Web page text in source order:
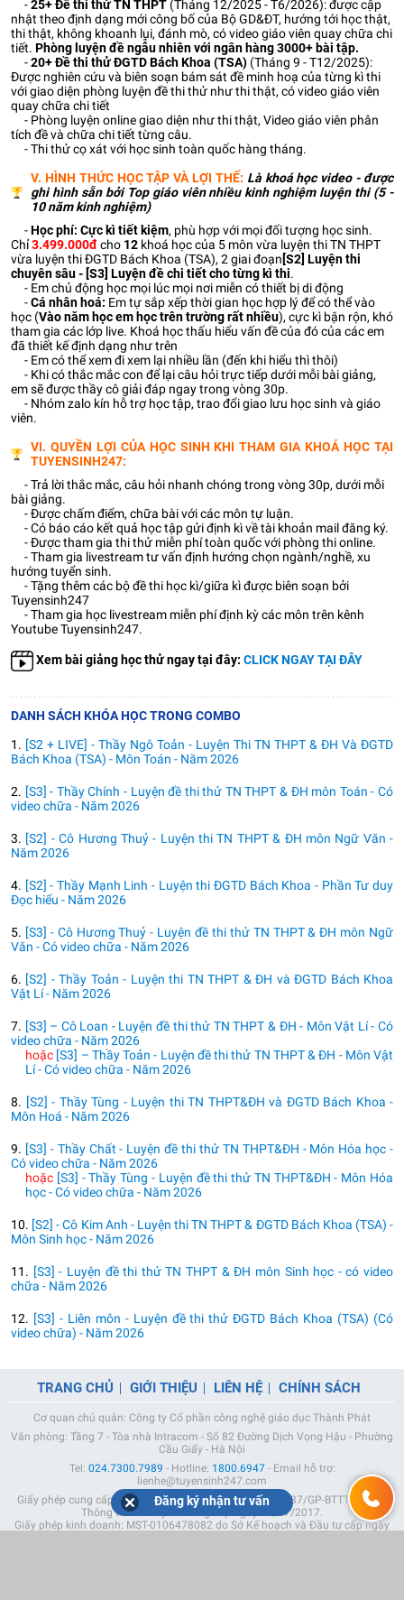
-25+Đề thi thử TN THPT (Tháng 12/2025 - T6/2026): được cập
nhật theo định dạng mới công bố của Bộ GD&ĐT, hướng tới học thật,
thi thật, không khoanh lụi, đánh mò, có video giáo viên quay chữa chi
tiết. Phòng luyện đề ngẫu nhiên với ngân hàng 3000+ bài tập.
-20+Đề thi thử ĐGTD Bách Khoa (TSA) (Tháng 9 - T12/2025):
Được nghiên cứu và biên soạn bám sát đề minh hoạ của từng kì thi
với giao diện phòng luyện đề thi thử như thi thật, có video giáo viên
quay chữa chi tiết
- Phòng luyện online giao diện như thi thật, Video giáo viên phân
tích đề và chữa chi tiết từng câu.
- Thi thử cọ xát với học sinh toàn quốc hàng tháng.
V. HÌNH THỨC HỌC TẬP VÀ LỢI THẾ: Là khoá học video - được
ghi hình sẵn bởi Top giáo viên nhiều kinh nghiệm luyện thi (5 -
10 năm kinh nghiệm)
-Học phí: Cực kì tiết kiệm, phù hợp với mọi đối tượng học sinh.
Chỉ3.499.000đcho 12 khoá học của 5 môn vừa luyện thi TN THPT
vừa luyện thi ĐGTD Bách Khoa (TSA), 2 giai đoạn[S2] Luyện thi
chuyên sâu - [S3] Luyện đề chi tiết cho từng kì thi.
- Em chủ động học mọi lúc mọi nơi miễn có thiết bị di động
-Cá nhân hoá: Em tự sắp xếp thời gian học hợp lý để có thể vào
học (Vào năm học em học trên trường rất nhiều), cực kì bận rộn, khó
tham gia các lớp live. Khoá học thấu hiểu vấn đề của đó của các em
đã thiết kế định dạng như trên
- Em có thể xem đi xem lại nhiều lần (đến khi hiểu thì thôi)
- Khi có thắc mắc con để lại câu hỏi trực tiếp dưới mỗi bài giảng,
em sẽ được thầy cô giải đáp ngay trong vòng 30p.
- Nhóm zalo kín hỗ trợ học tập, trao đổi giao lưu học sinh và giáo
viên.
VI. QUYỀN LỢI CỦA HỌC SINH KHI THAM GIA KHOÁ HỌC TẠI
TUYENSINH247:
- Trả lời thắc mắc, câu hỏi nhanh chóng trong vòng 30p, dưới mỗi
bài giảng.
- Được chấm điểm, chữa bài với các môn tự luận.
- Có báo cáo kết quả học tập gửi định kì về tài khoản mail đăng ký.
- Được tham gia thi thử miễn phí toàn quốc với phòng thi online.
- Tham gia livestream tư vấn định hướng chọn ngành/nghề, xu
hướng tuyển sinh.
- Tặng thêm các bộ đề thi học kì/giữa kì được biên soạn bởi
Tuyensinh247
- Tham gia học livestream miễn phí định kỳ các môn trên kênh
Youtube Tuyensinh247.
Xem bài giảng học thử ngay tại đây: CLICK NGAY TẠI ĐÂY
DANH SÁCH KHÓA HỌC TRONG COMBO
1. [S2 + LIVE] - Thầy Ngô Toản - Luyện Thi TN THPT & ĐH Và ĐGTD
Bách Khoa (TSA) - Môn Toán - Năm 2026
2. [S3] - Thầy Chính - Luyện đề thi thử TN THPT & ĐH môn Toán - Có
video chữa - Năm 2026
3. [S2] - Cô Hương Thuỷ - Luyện thi TN THPT & ĐH môn Ngữ Văn -
Năm 2026
4. [S2] - Thầy Mạnh Linh - Luyện thi ĐGTD Bách Khoa - Phần Tư duy
Đọc hiểu - Năm 2026
5. [S3] - Cô Hương Thuỷ - Luyện đề thi thử TN THPT & ĐH môn Ngữ
Văn - Có video chữa - Năm 2026
6. [S2] - Thầy Toản - Luyện thi TN THPT & ĐH và ĐGTD Bách Khoa
Vật Lí - Năm 2026
7. [S3] – Cô Loan - Luyện đề thi thử TN THPT & ĐH - Môn Vật Lí - Có
video chữa - Năm 2026
hoặc [S3] – Thầy Toản - Luyện đề thi thử TN THPT & ĐH - Môn Vật
Lí - Có video chữa - Năm 2026
8. [S2] - Thầy Tùng - Luyện thi TN THPT&ĐH và ĐGTD Bách Khoa -
Môn Hoá - Năm 2026
9. [S3] - Thầy Chất - Luyện đề thi thử TN THPT&ĐH - Môn Hóa học -
Có video chữa - Năm 2026
hoặc [S3] - Thầy Tùng - Luyện đề thi thử TN THPT&ĐH - Môn Hóa
học - Có video chữa - Năm 2026
10. [S2] - Cô Kim Anh - Luyện thi TN THPT & ĐGTD Bách Khoa (TSA) -
Môn Sinh học - Năm 2026
11. [S3] - Luyện đề thi thử TN THPT & ĐH môn Sinh học - có video
chữa - Năm 2026
12. [S3] - Liên môn - Luyện đề thi thử ĐGTD Bách Khoa (TSA) (Có
video chữa) - Năm 2026
TRANG CHỦ GIỚI THIỆU LIÊN HỆ CHÍNH SÁCH
Cơ quan chủ quản: Công ty Cổ phần công nghệ giáo dục Thành Phát
Văn phòng: Tầng 7 - Tòa nhà Intracom - Số 82 Đường Dịch Vọng Hậu - Phường
Cầu Giấy - Hà Nội
Tel: 024.7300.7989 - Hotline: 1800.6947- Email hỗ trợ:
lienhe@tuyensinh247.com
Giấy phép cung cấp dịch vụ mạng xã hội trực tuyến số 337/GP-BTTTT do Bộ
Thông tin và Truyền thông cấp ngày 10/07/2017.
Giấy phép kinh doanh: MST-0106478082 do Sở Kế hoạch và Đầu tư cấp ngày
Đăng ký nhận tư vấn